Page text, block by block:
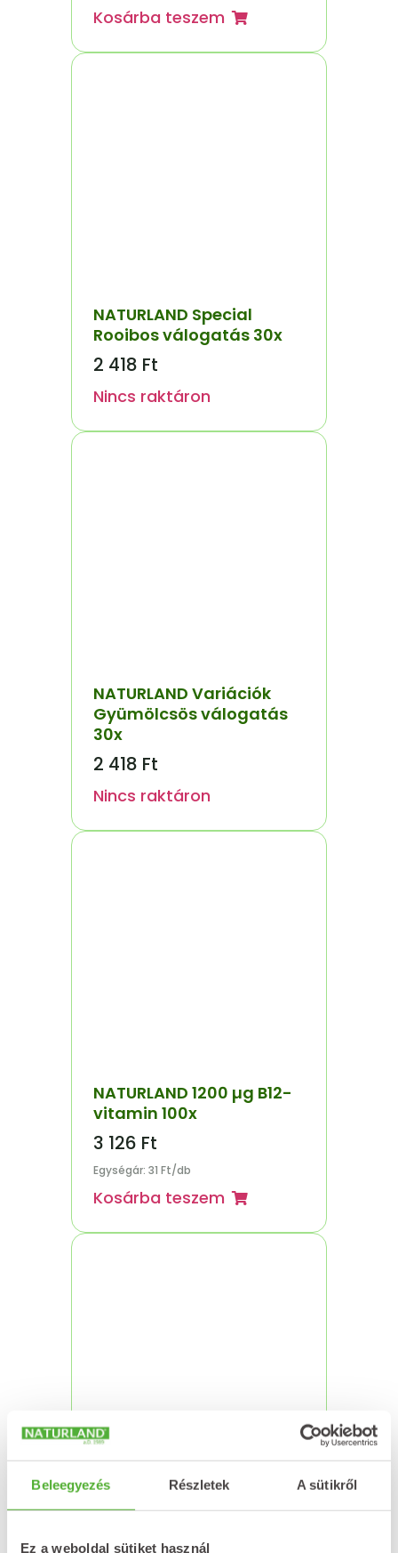
Beleegyezés Részletek A sütikről
Ez a weboldal sütiket használ
Kosárba teszem
NATURLAND Special
Rooibos válogatás 30x
2 418 Ft
Nincs raktáron
NATURLAND Variációk
Gyümölcsös válogatás
30x
2 418 Ft
Nincs raktáron
NATURLAND 1200 µg B12-
vitamin 100x
3 126 Ft
Egységár: 31 Ft/db
Kosárba teszem
NATURLAND 1500 mg C-
vitamin + csipkebogyó-